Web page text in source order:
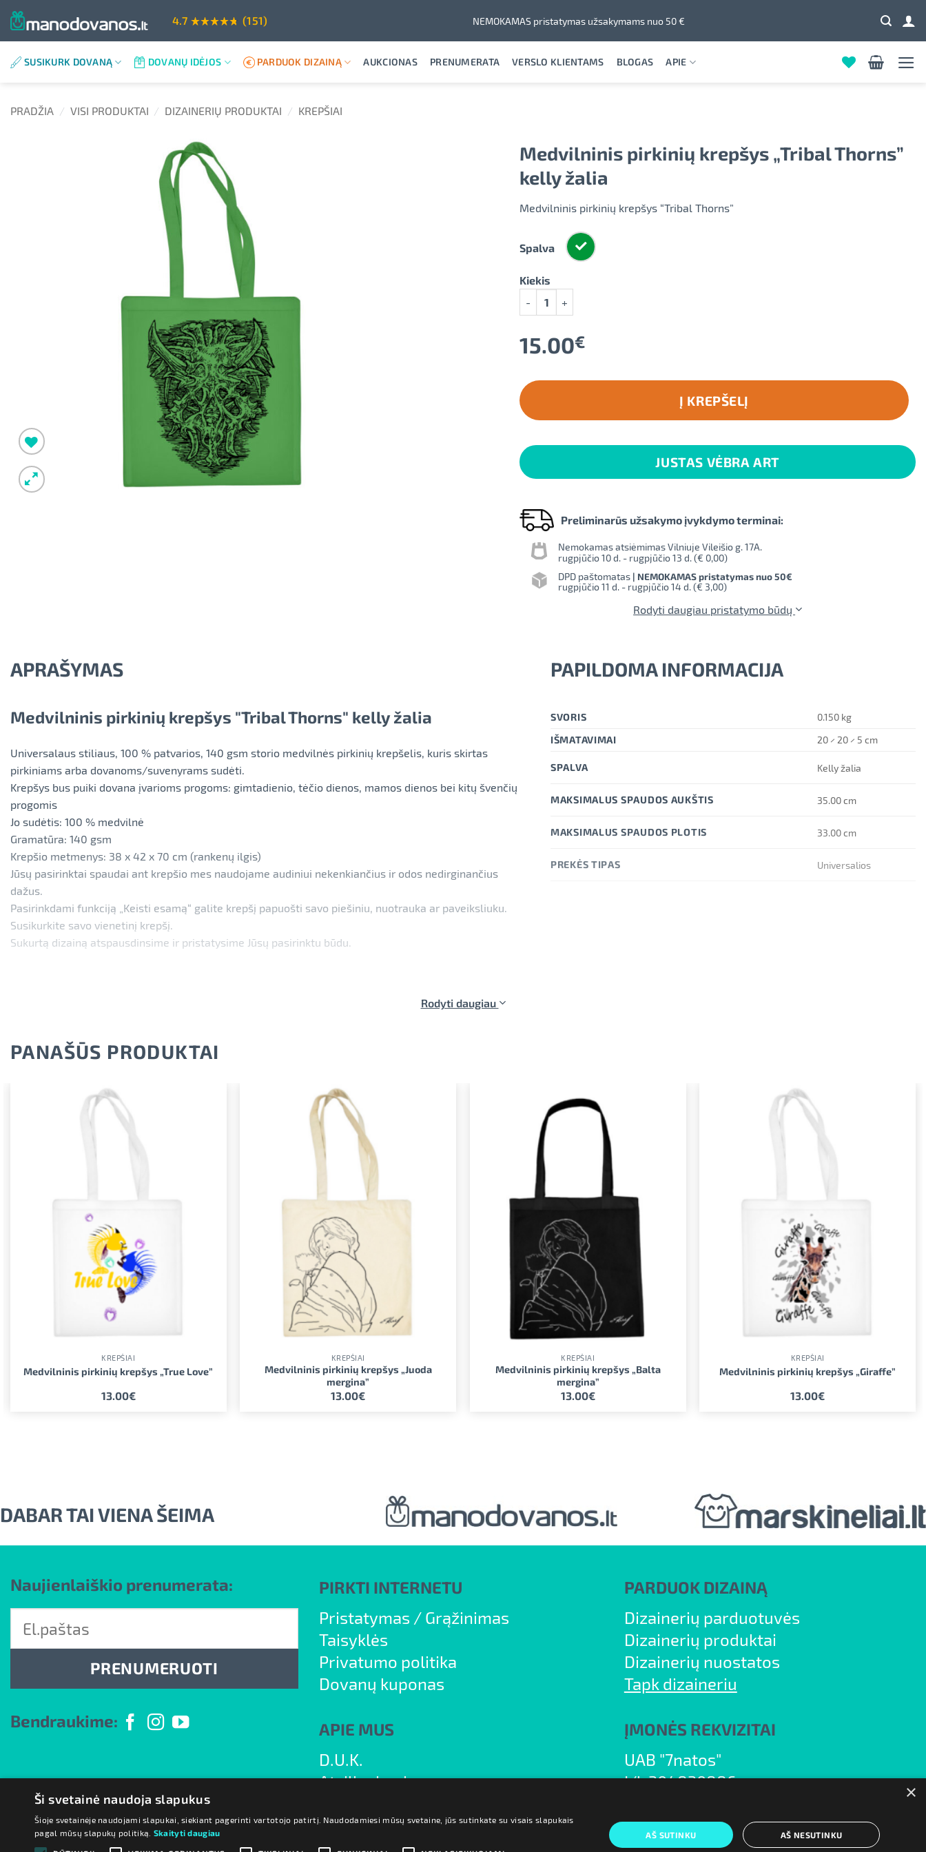
Skip
content
4.7 (151) NEMOKAMAS pristatymas užsakymams nuo 50 €
SUSIKURK DOVANĄ DOVANŲ IDĖJOS PARDUOK DIZAINĄ AUKCIONAS PRENUMERATA VERSLO KLIENTAMS BLOGAS APIE
PRADŽIA / VISI PRODUKTAI / DIZAINERIŲ PRODUKTAI / KREPŠIAI
Pridėti į
norimus
Medvilninis pirkinių krepšys „Tribal Thorns”
kelly žalia
Medvilninis pirkinių krepšys “Tribal Thorns”
Spalva
Kiekis
15.00€
Į KREPŠELĮ
JUSTAS VĖBRA ART
Preliminarūs užsakymo įvykdymo terminai:
Nemokamas atsiėmimas Vilniuje Vileišio g. 17A.
rugpjūčio 10 d. - rugpjūčio 13 d. (€ 0,00)
DPD paštomatas | NEMOKAMAS pristatymas nuo 50€
rugpjūčio 11 d. - rugpjūčio 14 d. (€ 3,00)
Rodyti daugiau pristatymo būdų
APRAŠYMAS
Medvilninis pirkinių krepšys "Tribal Thorns" kelly žalia
Universalaus stiliaus, 100 % patvarios, 140 gsm storio medvilnės pirkinių krepšelis, kuris skirtas
pirkiniams arba dovanoms/suvenyrams sudėti.
Krepšys bus puiki dovana įvarioms progoms: gimtadienio, tėčio dienos, mamos dienos bei kitų švenčių
progomis
Jo sudėtis: 100 % medvilnė
Gramatūra: 140 gsm
Krepšio metmenys: 38 x 42 x 70 cm (rankenų ilgis)
Jūsų pasirinktai spaudai ant krepšio mes naudojame audiniui nekenkiančius ir odos nedirginančius
dažus.
Pasirinkdami funkciją „Keisti esamą“ galite krepšį papuošti savo piešiniu, nuotrauka ar paveiksliuku.
Susikurkite savo vienetinį krepšį.
Sukurtą dizainą atspausdinsime ir pristatysime Jūsų pasirinktu būdu.
PAPILDOMA INFORMACIJA
SVORIS
0.150 kg
IŠMATAVIMAI
20 × 20 × 5 cm
SPALVA Kelly žalia
MAKSIMALUS SPAUDOS AUKŠTIS 35.00 cm
MAKSIMALUS SPAUDOS PLOTIS 33.00 cm
PREKĖS TIPAS Universalios
Rodyti daugiau
PANAŠŪS PRODUKTAI
KREPŠIAI
Medvilninis pirkinių krepšys „True Love”
13.00€
KREPŠIAI
Medvilninis pirkinių krepšys „Juoda
mergina”
13.00€
KREPŠIAI
Medvilninis pirkinių krepšys „Balta
mergina”
13.00€
KREPŠIAI
Medvilninis pirkinių krepšys „Giraffe”
13.00€
DABAR TAI VIENA ŠEIMA
Naujienlaiškio prenumerata:
PRENUMERUOTI
Bendraukime:
PIRKTI INTERNETU
Pristatymas / Grąžinimas
Taisyklės
Privatumo politika
Dovanų kuponas
PARDUOK DIZAINĄ
Dizainerių parduotuvės
Dizainerių produktai
Dizainerių nuostatos
Tapk dizaineriu
APIE MUS
D.U.K.
Atsiliepimai
Kontaktai
ĮMONĖS REKVIZITAI
UAB "7natos"
Į/k 304830886
Vileišio g. 17A, Vilnius 10306, III aukštas
×
Ši svetainė naudoja slapukus
Šioje svetainėje naudojami slapukai, siekiant pagerinti vartotojo patirtį. Naudodamiesi mūsų svetaine, jūs sutinkate su visais slapukais
pagal mūsų slapukų politiką. Skaityti daugiau AŠ SUTINKU AŠ NESUTINKU